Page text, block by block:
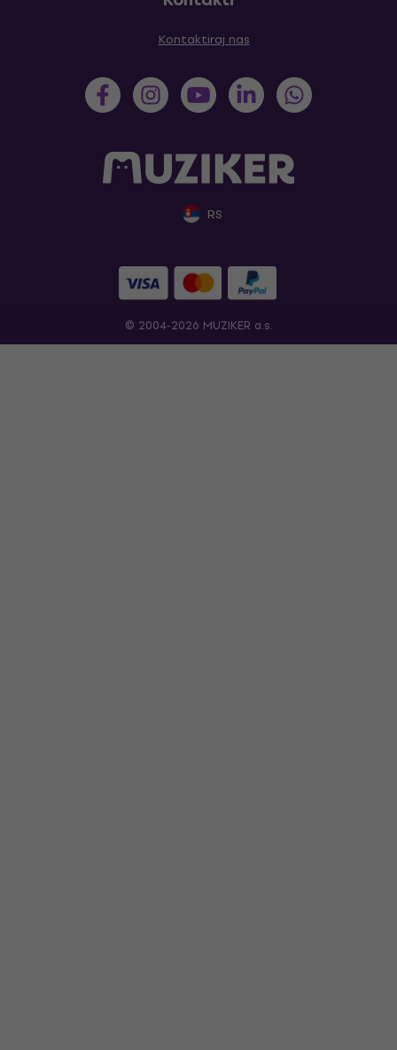
Kontaktiraj nas
RS
© 2004-2026 MUZIKER a.s.